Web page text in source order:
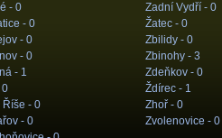
- 0
- 0
- 0
- 0
- 1
0
Říše - 0
- 0
Zadní Vydří - 0
Žatec - 0
Zbilidy - 0
Zbinohy - 3
Zdeňkov - 0
Ždírec - 1
Zhoř - 0
Zvolenovice - 0